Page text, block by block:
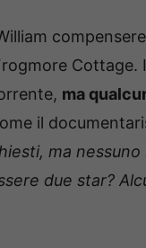
Cottage.
ma
il
ma
due star?